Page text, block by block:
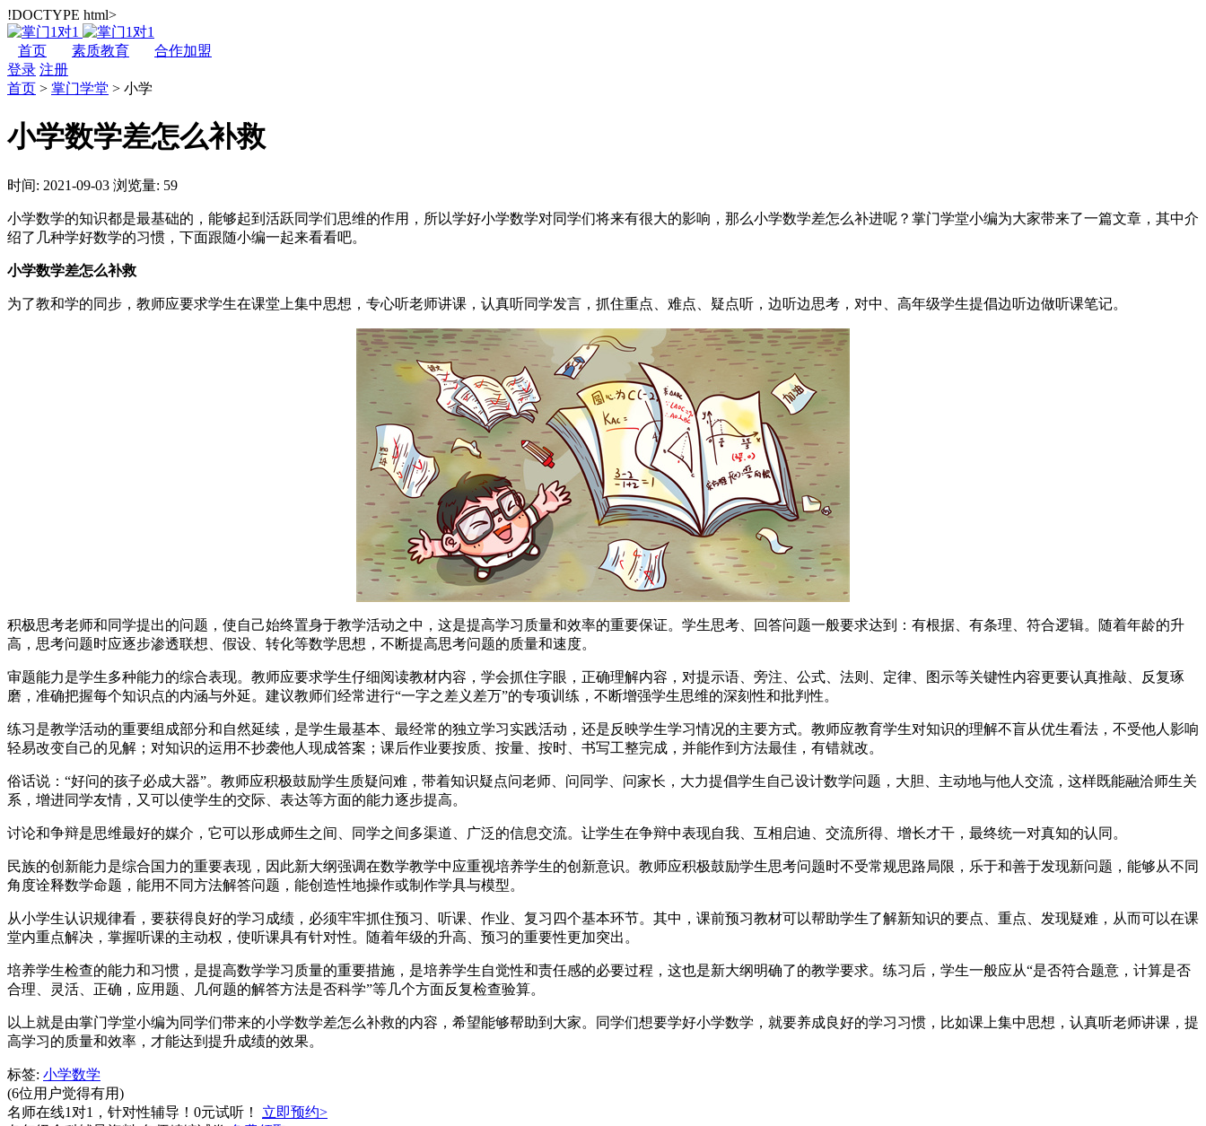
!DOCTYPE html>
首页 素质教育
合作加盟
登录 注册
首页 > 掌门学堂 > 小学
小学数学差怎么补救
时间: 2021-09-03 浏览量: 59
小学数学的知识都是最基础的，能够起到活跃同学们思维的作用，所以学好小学数学对同学们将来有很大的影响，那么小学数学差怎么补进呢？掌门学堂小编为大家带来了一篇文章，其中介
绍了几种学好数学的习惯，下面跟随小编一起来看看吧。
小学数学差怎么补救
为了教和学的同步，教师应要求学生在课堂上集中思想，专心听老师讲课，认真听同学发言，抓住重点、难点、疑点听，边听边思考，对中、高年级学生提倡边听边做听课笔记。
积极思考老师和同学提出的问题，使自己始终置身于教学活动之中，这是提高学习质量和效率的重要保证。学生思考、回答问题一般要求达到：有根据、有条理、符合逻辑。随着年龄的升
高，思考问题时应逐步渗透联想、假设、转化等数学思想，不断提高思考问题的质量和速度。
审题能力是学生多种能力的综合表现。教师应要求学生仔细阅读教材内容，学会抓住字眼，正确理解内容，对提示语、旁注、公式、法则、定律、图示等关键性内容更要认真推敲、反复琢
磨，准确把握每个知识点的内涵与外延。建议教师们经常进行“一字之差义差万”的专项训练，不断增强学生思维的深刻性和批判性。
练习是教学活动的重要组成部分和自然延续，是学生最基本、最经常的独立学习实践活动，还是反映学生学习情况的主要方式。教师应教育学生对知识的理解不盲从优生看法，不受他人影响
轻易改变自己的见解；对知识的运用不抄袭他人现成答案；课后作业要按质、按量、按时、书写工整完成，并能作到方法最佳，有错就改。
俗话说：“好问的孩子必成大器”。教师应积极鼓励学生质疑问难，带着知识疑点问老师、问同学、问家长，大力提倡学生自己设计数学问题，大胆、主动地与他人交流，这样既能融洽师生关
系，增进同学友情，又可以使学生的交际、表达等方面的能力逐步提高。
讨论和争辩是思维最好的媒介，它可以形成师生之间、同学之间多渠道、广泛的信息交流。让学生在争辩中表现自我、互相启迪、交流所得、增长才干，最终统一对真知的认同。
民族的创新能力是综合国力的重要表现，因此新大纲强调在数学教学中应重视培养学生的创新意识。教师应积极鼓励学生思考问题时不受常规思路局限，乐于和善于发现新问题，能够从不同
角度诠释数学命题，能用不同方法解答问题，能创造性地操作或制作学具与模型。
从小学生认识规律看，要获得良好的学习成绩，必须牢牢抓住预习、听课、作业、复习四个基本环节。其中，课前预习教材可以帮助学生了解新知识的要点、重点、发现疑难，从而可以在课
堂内重点解决，掌握听课的主动权，使听课具有针对性。随着年级的升高、预习的重要性更加突出。
培养学生检查的能力和习惯，是提高数学学习质量的重要措施，是培养学生自觉性和责任感的必要过程，这也是新大纲明确了的教学要求。练习后，学生一般应从“是否符合题意，计算是否
合理、灵活、正确，应用题、几何题的解答方法是否科学”等几个方面反复检查验算。
以上就是由掌门学堂小编为同学们带来的小学数学差怎么补救的内容，希望能够帮助到大家。同学们想要学好小学数学，就要养成良好的学习习惯，比如课上集中思想，认真听老师讲课，提
高学习的质量和效率，才能达到提升成绩的效果。
标签: 小学数学
(6位用户觉得有用)
名师在线1对1，针对性辅导！0元试听！
立即预约>